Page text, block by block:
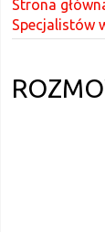
Strona
Specjalistów